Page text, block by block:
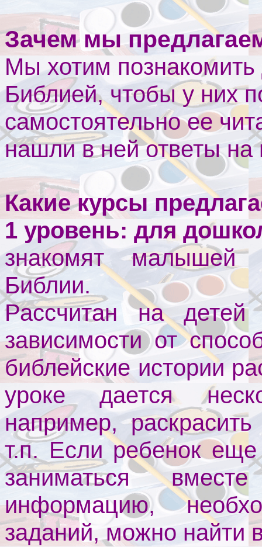
Зачем мы
Мы хотим познакомить
Библией, чтобы у них
самостоятельно ее
нашли в ней ответы на
Какие курсы
1 уровень: для
знакомят малышей
Библии.
Рассчитан на
зависимости от
библейские истории
уроке дается
например,
т.п. Если ребенок
заниматься
информацию,
заданий, можно найти